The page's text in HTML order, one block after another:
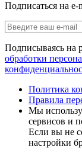
Подписаться на e-
Подписываясь на
обработки
Политика
Правила
Мы
сервисов и
Если вы не
настройки